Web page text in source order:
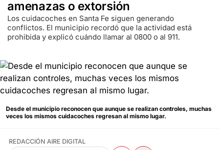
amenazas o extorsión
Los cuidacoches en Santa Fe siguen generando
conflictos. El municipio recordó que la actividad está
prohibida y explicó cuándo llamar al 0800 o al 911.
Desde el municipio reconocen que aunque se realizan controles, muchas
veces los mismos cuidacoches regresan al mismo lugar.
REDACCIÓN AIRE DIGITAL